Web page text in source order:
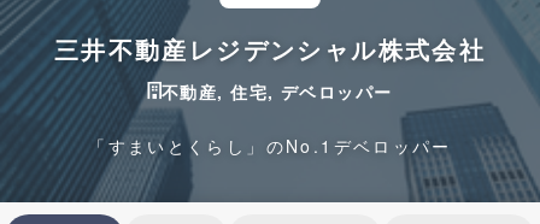
三井不動産レジデンシャル株式会社
不動産, 住宅, デベロッパー
「すまいとくらし」のNo.1デベロッパー